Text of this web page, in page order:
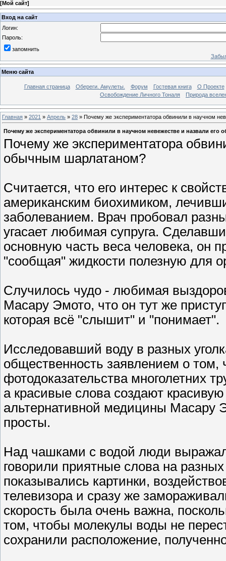
[Мой сайт]
Вход на сайт
Логин:
Пароль:
запомнить
Меню сайта
Главная страница Обереги. Амулеты. Форум Гостевая книга
О Проекте
Освобождение Личного Тоналя
Природа
Главная » 2021 » Апрель » 28 » Почему же экспериментатора обвинили в научном
Почему же экспериментатора обвинили в научном невежестве и назвали его
Почему же экспериментатора
обычным шарлатаном?
Считается, что его интерес к
американским биохимиком,
заболеванием. Врач пробовал
угасает любимая супруга.
основную часть веса человека, он
"сообщая" жидкости полезную для
Случилось чудо - любимая
Масару Эмото, что он тут же
которая всё "слышит" и "понимает".
Исследовавший воду в разных
общественность заявлением о
фотодоказательства многолетних
а красивые слова создают
альтернативной медицины Масару
просты.
Над чашками с водой люди
говорили приятные слова на
показывались картинки,
телевизора и сразу же
скорость была очень важна,
том, чтобы молекулы воды не
сохранили расположение,